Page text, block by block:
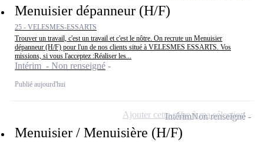
Menuisier dépanneur (H/F)
25 - VELESMES-ESSARTS
Trouver un travail, c'est un travail et c'est le nôtre. On recrute un Menuisier
dépanneur (H/F) pour l'un de nos clients situé à VELESMES ESSARTS. Vos
missions, si vous l'acceptez :Réaliser les...
Intérim - Non renseigné
Publié aujourd'hui
Menuisier / Menuisière (H/F)
IntérimNon renseigné
Ajouter cette offre à ma sélection